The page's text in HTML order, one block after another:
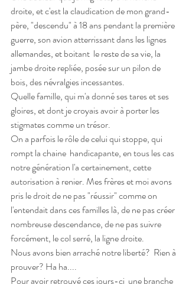
droite, et c'est la claudication de mon grand-
père, "descendu" à 18 ans pendant la première
guerre, son avion atterrissant dans les lignes
allemandes, et boitant  le reste de sa vie, la
jambe droite repliée, posée sur un pilon de
bois, des névralgies incessantes.
Quelle famille, qui m'a donné ses tares et ses
gloires, et dont je croyais avoir à porter les
stigmates comme un trésor.
On a parfois le rôle de celui qui stoppe, qui
rompt la chaine  handicapante, en tous les cas
notre génération l'a certainement, cette
autorisation à renier. Mes frères et moi avons
pris le droit de ne pas "réussir" comme on
l'entendait dans ces familles là, de ne pas créer
nombreuse descendance, de ne pas suivre
forcément, le col serré, la ligne droite.
Nous avons bien arraché notre liberté?  Rien à
prouver? Ha ha....
Pour avoir retrouvé ces jours-ci  une branche